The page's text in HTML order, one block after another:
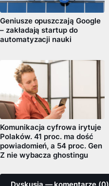
Geniusze opuszczają Google
– zakładają startup do
automatyzacji nauki
Komunikacja cyfrowa irytuje
Polaków. 41 proc. ma dość
powiadomień, a 54 proc. Gen
Z nie wybacza ghostingu